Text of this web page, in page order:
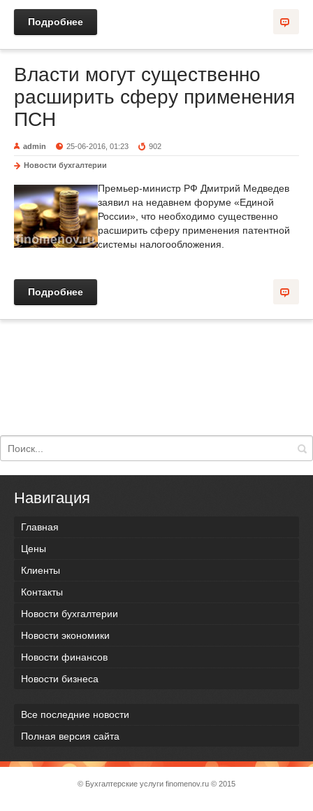
Подробнее
Власти могут существенно
расширить сферу применения
ПСН
admin 25-06-2016, 01:23 902
Новости бухгалтерии
Премьер-министр РФ Дмитрий Медведев
заявил на недавнем форуме «Единой
России», что необходимо существенно
расширить сферу применения патентной
системы налогообложения.
Подробнее
Навигация
Главная
Цены
Клиенты
Контакты
Новости бухгалтерии
Новости экономики
Новости финансов
Новости бизнеса
Все последние новости
Полная версия сайта
© Бухгалтерские услуги finomenov.ru © 2015